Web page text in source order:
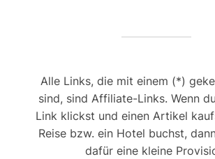
Alle Links, die mit einem (*)
sind, sind Affiliate-Links. Wenn
Link klickst und einen Artikel
Reise bzw. ein Hotel buchst,
dafür eine kleine